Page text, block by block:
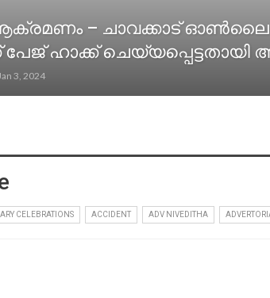
– ചാവക്കാട്
ഹാക്ക് ചെയ്യപ്പെട്ടതായി
Jan 3, 2024
CELEBRATIONS ACCIDENT ADV NIVEDITHA